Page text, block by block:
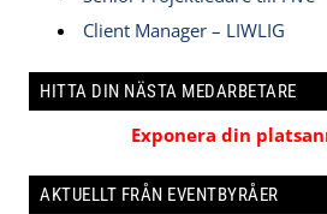
Client Manager – LIWLIG
HITTA DIN NÄSTA MEDARBETARE
Exponera din
AKTUELLT FRÅN EVENTBYRÅER